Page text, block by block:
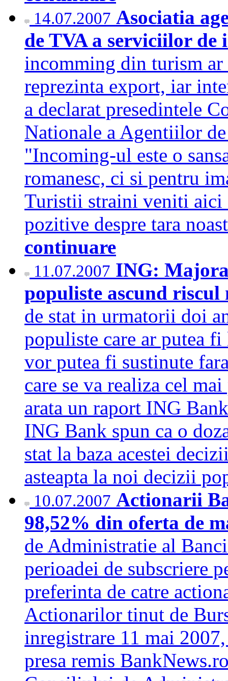
14.07.2007 Asociatia
de TVA a serviciilor de
incomming din turism
reprezinta export, iar
a declarat presedintele
Nationale a Agentiilor
"Incoming-ul este o
romanesc, ci si pentru
Turistii straini veniti aici
pozitive despre tara
continuare
11.07.2007 ING:
populiste ascund
de stat in urmatorii doi
populiste care ar putea
vor putea fi sustinute
care se va realiza cel
arata un raport ING
ING Bank spun ca o
stat la baza acestei
asteapta la noi decizii
10.07.2007 Actionarii
98,52% din oferta de
de Administratie al
perioadei de subscriere
preferinta de catre
Actionarilor tinut de
inregistrare 11 mai
presa remis